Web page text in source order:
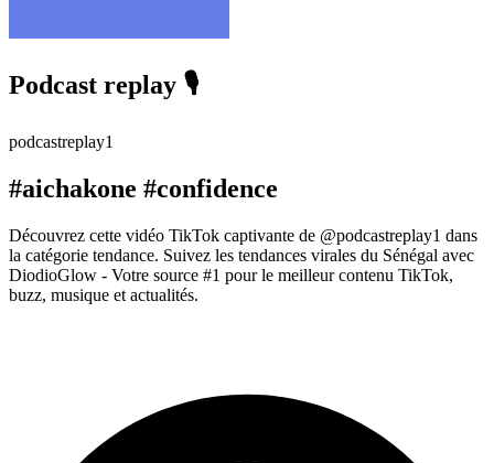
Podcast replay 🎙️
podcastreplay1
#aichakone #confidence
Découvrez cette vidéo TikTok captivante de @podcastreplay1 dans
la catégorie tendance. Suivez les tendances virales du Sénégal avec
DiodioGlow - Votre source #1 pour le meilleur contenu TikTok,
buzz, musique et actualités.